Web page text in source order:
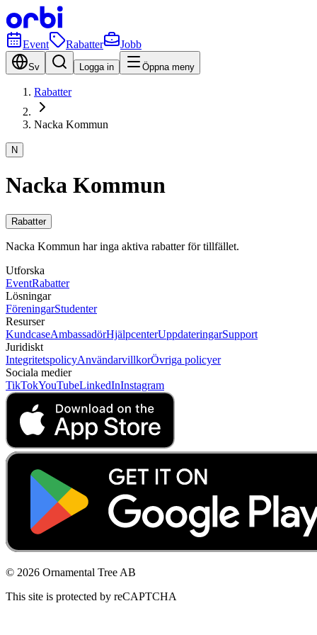
Event Rabatter Jobb
Sv Logga in Öppna meny
Rabatter
Nacka Kommun
N
Nacka Kommun
Rabatter
Nacka Kommun har inga aktiva rabatter för tillfället.
Utforska
EventRabatter
Lösningar
FöreningarStudenter
Resurser
KundcaseAmbassadörHjälpcenterUppdateringarSupport
Juridiskt
IntegritetspolicyAnvändarvillkorÖvriga policyer
Sociala medier
TikTokYouTubeLinkedInInstagram
© 2026 Ornamental Tree AB
This site is protected by reCAPTCHA